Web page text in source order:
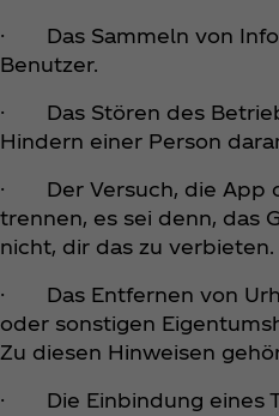
· Das Sammeln von
Benutzer.
· Das Stören des
Hindern einer Person
· Der Versuch, die App
trennen, es sei denn, das
nicht, dir das zu verbieten.
· Das Entfernen von
oder sonstigen
Zu diesen Hinweisen
· Die Einbindung eines